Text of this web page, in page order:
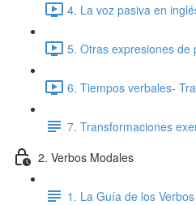
4. La voz pasiva en
5. Otras expresiones de
6. Tiempos verbales-
7. Transformaciones
2. Verbos Modales
1. La Guía de los